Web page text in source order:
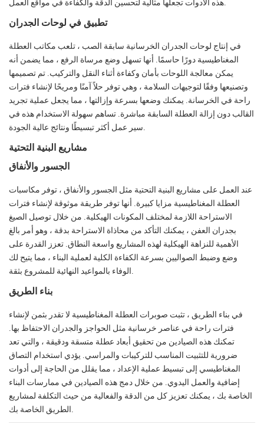
هذه الأدوات تجعلها مثالية لتحسين الدقة والكفاءة في مواقع العمل.
تطبيق في لوحات الجدران
في إنتاج لوحات الجدران الخرسانية سابقة الصب ، تلعب مكاتب العطلة
المغناطيسية دورًا حاسمًا. أنها تسهل وضع مرساة الرفع ، مما يضمن أنه
يمكن معالجة اللوحات بأمان وكفاءة أثناء النقل والتركيب. تم تصميمها
وتصنيعها وفقًا لتوجيهات السلامة ، وهي توفر حلاً آمنًا ومريحًا لإنشاء فترات
راحة في الخرسانة. يمكنك وضعها بسرعة وإزالتها ، مما يجعل عملية تجريد
القالب دون إزالة العطلة السابقة مباشرة. تساهم سهولة الاستخدام هذه في
سير عمل أكثر تبسيطًا ونتائج عالية الجودة.
مشاريع البنية التحتية
الجسور والأنفاق
عند العمل على مشاريع البنية التحتية مثل الجسور والأنفاق ، توفر مكاسبات
العطلة المغناطيسية مزايا كبيرة. أنها توفر طريقة موثوقة لإنشاء فترات
الاستراحة اللازمة لمختلف المكونات الهيكلية. من خلال توصيل الصيغ
بجدران العفن ، يمكنك التأكد من محاذاة الاستراحة بدقة ، وهو أمر بالغ
الأهمية للنزاهة الهيكلية لهذه المشاريع واسعة النطاق. تعزز القدرة على
وضع وضبط الصواليين بسرعة الكفاءة الكلية لعملية البناء ، مما يتيح لك
الوفاء بالمواعيد النهائية للمشروع بثقة.
بناء الطريق
في بناء الطريق ، تثبت صوبرات العطلة المغناطيسية لا تقدر بثمن لإنشاء
فترات راحة في عناصر خرسانية مثل الحواجز والجدران الاحتفاظ بها.
تمكنك هذه الصيادين من تحقيق أبعاد عطلة متسقة ودقيقة ، والتي تعد
ضرورية للتثبيت المناسب للتركيبات والمراسي. يؤدي استخدام التصاق
المغناطيسي إلى تبسيط عملية الإعداد ، مما يقلل من الحاجة إلى أدوات
إضافية والعمل اليدوي. من خلال دمج هذه الصيادين في ممارسات البناء
الخاصة بك ، يمكنك تعزيز كل من الدقة والفعالية من حيث التكلفة لمشاريع
الطريق الخاصة بك.